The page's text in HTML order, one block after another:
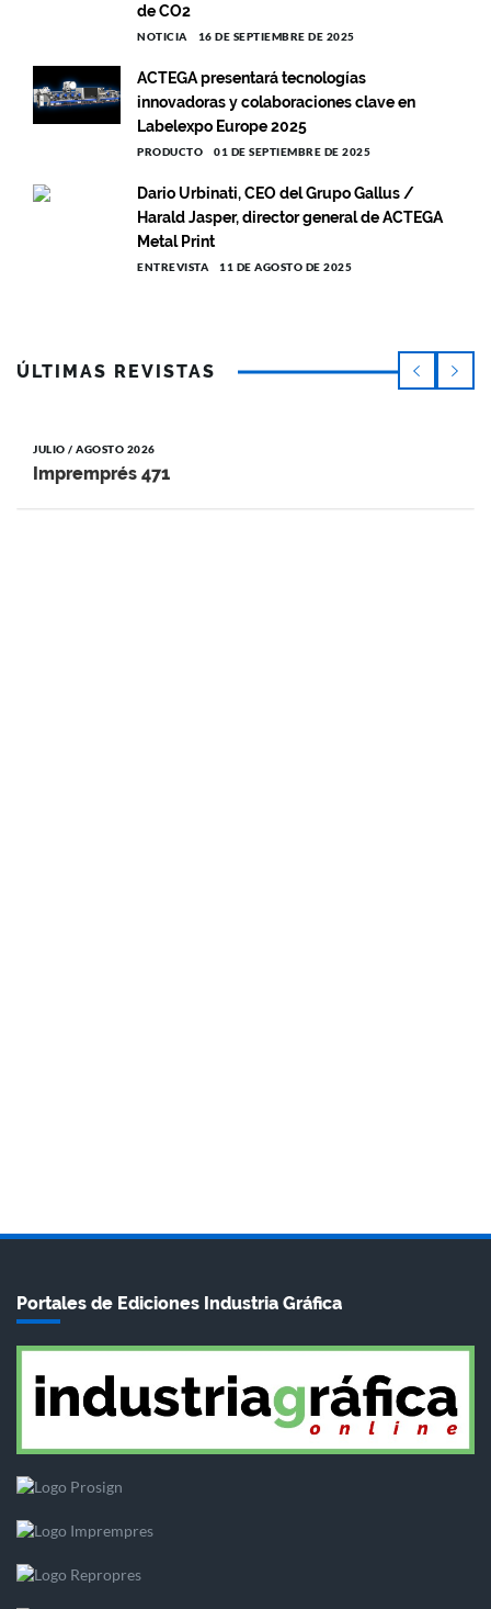
de CO2
NOTICIA 16 DE SEPTIEMBRE DE 2025
ACTEGA presentará tecnologías
innovadoras y colaboraciones clave en
Labelexpo Europe 2025
PRODUCTO 01 DE SEPTIEMBRE DE 2025
Dario Urbinati, CEO del Grupo Gallus /
Harald Jasper, director general de ACTEGA
Metal Print
ENTREVISTA 11 DE AGOSTO DE 2025
ÚLTIMAS REVISTAS
JULIO / AGOSTO 2026
Impremprés 471
Portales de Ediciones Industria Gráfica